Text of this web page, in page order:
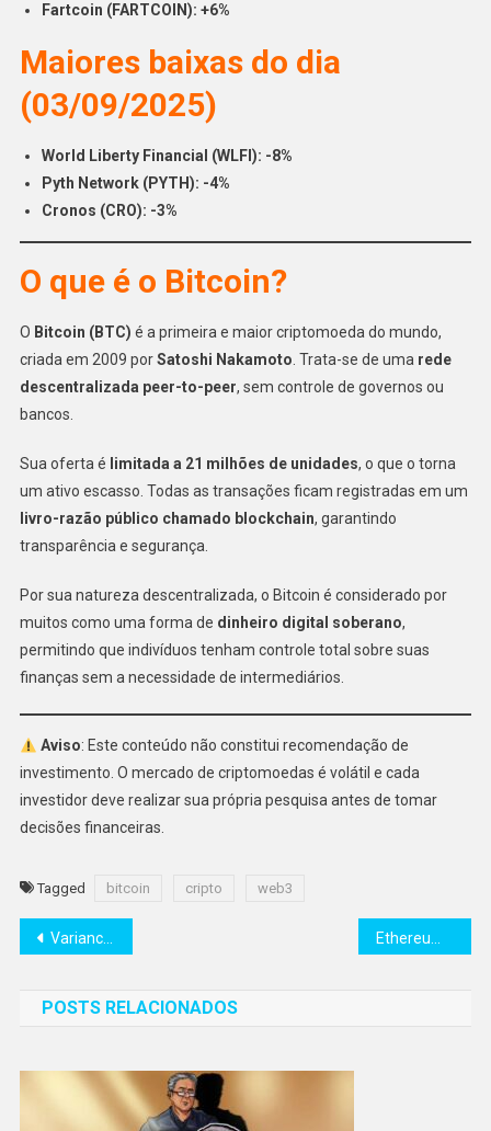
Fartcoin (FARTCOIN): +6%
Maiores baixas do dia
(03/09/2025)
World Liberty Financial (WLFI): -8%
Pyth Network (PYTH): -4%
Cronos (CRO): -3%
O que é o Bitcoin?
O Bitcoin (BTC) é a primeira e maior criptomoeda do mundo,
criada em 2009 porSatoshi Nakamoto. Trata-se de uma rede
descentralizada peer-to-peer, sem controle de governos ou
bancos.
Sua oferta é limitada a 21 milhões de unidades, o que o torna
um ativo escasso. Todas as transações ficam registradas em um
livro-razão público chamado blockchain, garantindo
transparência e segurança.
Por sua natureza descentralizada, o Bitcoin é considerado por
muitos como uma forma de dinheiro digital soberano,
permitindo que indivíduos tenham controle total sobre suas
finanças sem a necessidade de intermediários.
Aviso: Este conteúdo não constitui recomendação de
investimento. O mercado de criptomoedas é volátil e cada
investidor deve realizar sua própria pesquisa antes de tomar
decisões financeiras.
Tagged bitcoin cripto web3
Navegação
Post
Variance anuncia cunhagem de 7 dias para coleção NFT no Somnia Ethereum Foundation venderá 10 mil ETH para P&D, subsídios e doações
POSTS RELACIONADOS